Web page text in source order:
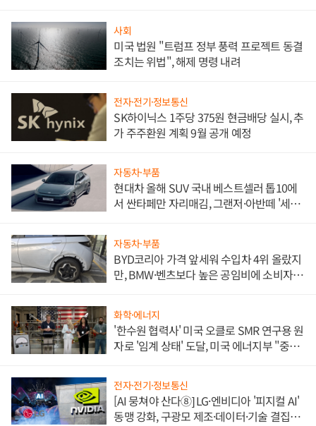
사회
미국 법원 "트럼프 정부 풍력 프로젝트 동결
조치는 위법", 해제 명령 내려
전자·전기·정보통신
SK하이닉스 1주당 375원 현금배당 실시, 추
가 주주환원 계획 9월 공개 예정
자동차·부품
현대차 올해 SUV 국내 베스트셀러 톱10에
서 싼타페만 자리매김, 그랜저·아반떼 '세단
자동차·부품
BYD코리아 가격 앞세워 수입차 4위 올랐지
만, BMW·벤츠보다 높은 공임비에 소비자
화학·에너지
'한수원 협력사' 미국 오클로 SMR 연구용 원
자로 '임계 상태' 도달, 미국 에너지부 "중요
전자·전기·정보통신
[AI 뭉쳐야 산다⑧] LG·엔비디아 '피지컬 AI'
동맹 강화, 구광모 제조·데이터·기술 결집